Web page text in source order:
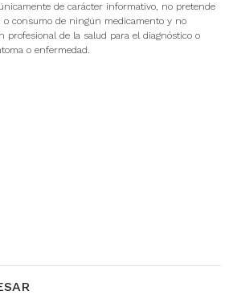
de carácter informativo, no pretende
consumo de ningún medicamento y no
profesional de la salud para el diagnóstico o
o enfermedad.